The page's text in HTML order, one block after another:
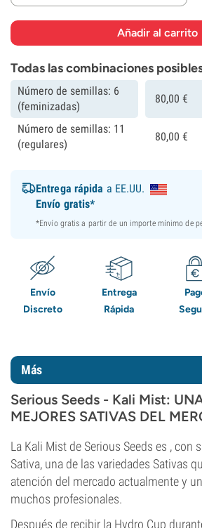
Todas las combinaciones
Número de semillas: 6
(feminizadas)
80,00 €
Número de semillas: 11
(regulares)
80,00 €
Entrega rápida a EE.UU.
Envío gratis*
*Envío gratis a partir de un importe mínimo de
Envío
Discreto
Entrega
Rápida
Más
Serious Seeds - Kali Mist:
MEJORES SATIVAS DEL
La Kali Mist de Serious Seeds es , con
Sativa, una de las variedades Sativas
atención del mercado actualmente y
muchos profesionales.
Después de recibir la Hydro Cup